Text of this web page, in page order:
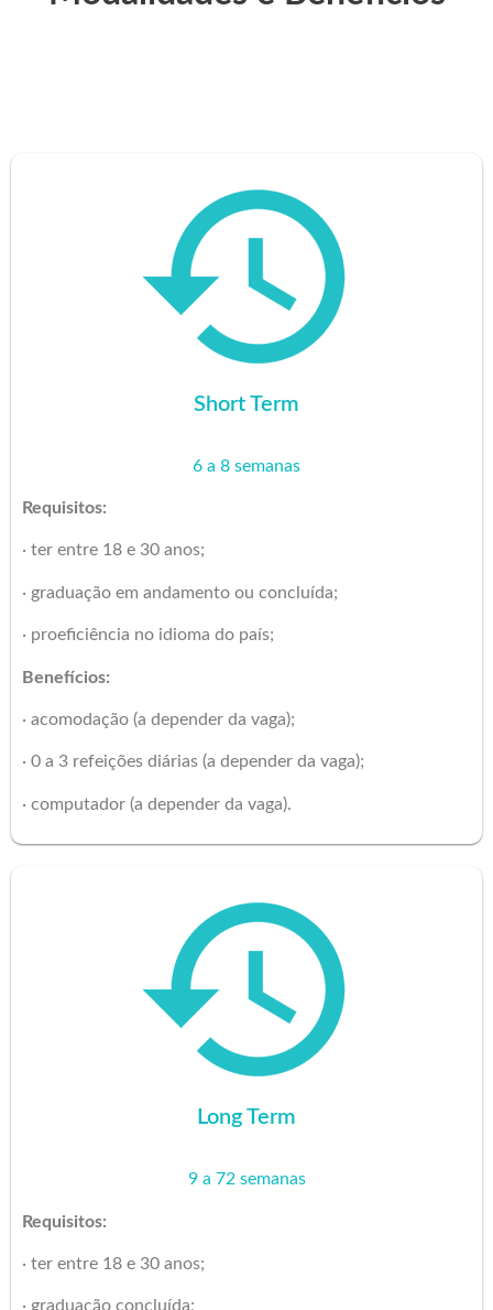
Short Term
6 a 8 semanas
Requisitos:
· ter entre 18 e 30 anos;
· graduação em andamento ou concluída;
· proeficiência no idioma do país;
Benefícios:
· acomodação (a depender da vaga);
· 0 a 3 refeições diárias (a depender da vaga);
· computador (a depender da vaga).
Long Term
9 a 72 semanas
Requisitos:
· ter entre 18 e 30 anos;
· graduação concluída;